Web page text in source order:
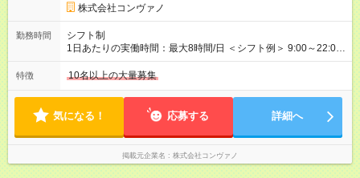
月給 25万円＋役職手当1万円＋インセン8万2，547円＝34万2，
547円 ◆社員(役職なし) 月給23万円＋インセン1万4701円＝24
万4，701円 ＜別途支給手当＞ ・インセンティブ：月10万円以
上も可能！ ・賞与：年2回(6月/12月)※業績による ・交通費：月
たり) ・回数：随時 ・反映時期：次月の給与から ・評価手法：
社内評価に基づく ※あなたの頑張りをしっかり評価します！で
きることが増えるほどお給料に反映される環境です。 【試用期
間】試用期間あり 試用期間の長さ：6ヶ月 ※ 雇用形態と給与
に、本採用時と異なる部分があります。 雇用形態：中途採用
（契約社員） 給与：月給 220,000円以上 上記額にはみなし残業
代 8,552円／月 みなし残業時間 5.5時間／月
株式会社コンヴァノ
勤務時間
シフト制
1日あたりの実働時間：最大8時間/日 ＜シフト例＞ 9:00～22:00
でのシフト制（実働8時間／休憩60分） ※残業時間は月平均で
10時間程度 ※営業時間は【平日】11：00～22：00、【土日祝】
ます。
特徴 10名以上の大量募集
気になる！ 応募する 詳細へ
掲載元企業名 株式会社コンヴァノ